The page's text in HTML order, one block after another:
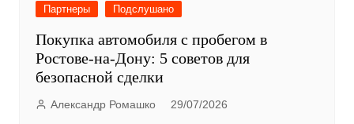
Партнеры Подслушано
Покупка автомобиля с пробегом в
Ростове-на-Дону: 5 советов для
безопасной сделки
Александр Ромашко 29/07/2026